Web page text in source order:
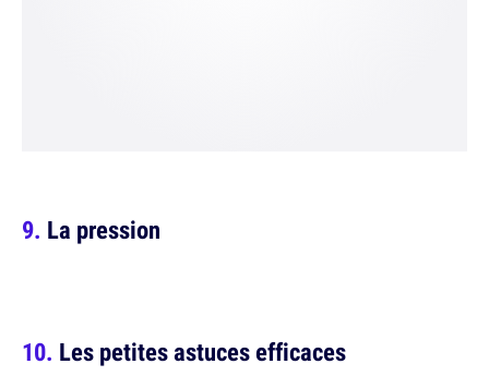
La pression
Les petites astuces efficaces